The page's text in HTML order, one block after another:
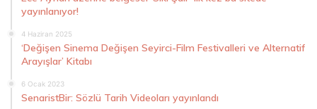
yayınlanıyor!
4 Haziran 2025
‘Değişen Sinema Değişen Seyirci-Film Festivalleri ve Alternatif
Arayışlar’ Kitabı
6 Ocak 2023
SenaristBir: Sözlü Tarih Videoları yayınlandı